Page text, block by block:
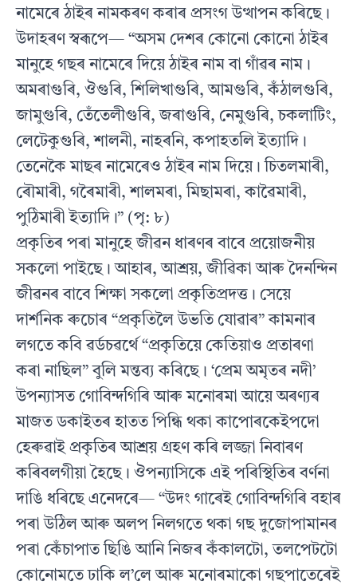
নামেৰে ঠাইৰ নামকৰণ কৰাৰ প্ৰসংগ উত্থাপন কৰিছে।
উদাহৰণ স্বৰূপে— “অসম দেশৰ কোনো কোনো ঠাইৰ
মানুহে গছৰ নামেৰে দিয়ে ঠাইৰ নাম বা গাঁৱৰ নাম।
অমৰাগুৰি, ঔগুৰি, শিলিখাগুৰি, আমগুৰি, কঁঠালগুৰি,
জামুগুৰি, তেঁতেলীগুৰি, জৰাগুৰি, নেমুগুৰি, চকলাটিং,
লেটেকুগুৰি, শালনী, নাহৰনি, কপাহতলি ইত্যাদি।
তেনেকৈ মাছৰ নামেৰেও ঠাইৰ নাম দিয়ে। চিতলমাৰী,
ৰৌমাৰী, গৰৈমাৰী, শালমৰা, মিছামৰা, কাৱৈমাৰী,
পুঠিমাৰী ইত্যাদি।” (পৃ: ৮)
প্ৰকৃতিৰ পৰা মানুহে জীৱন ধাৰণৰ বাবে প্ৰয়োজনীয়
‌সকলো পাইছে। আহাৰ, আশ্ৰয়, জীৱিকা আৰু দৈনন্দিন
জীৱনৰ বাবে শিক্ষা সকলো প্ৰকৃতিপ্ৰদত্ত। সেয়ে
দাৰ্শনিক ৰুচোৰ “প্ৰকৃতিলৈ উভতি যোৱাৰ” কামনাৰ
লগতে কবি ৱৰ্ডচৱৰ্থে “প্ৰকৃতিয়ে কেতিয়াও প্ৰতাৰণা
কৰা নাছিল” বুলি মন্তব্য কৰিছে। ‘প্ৰেম অমৃতৰ নদী’
উপন্যাসত গোবিন্দগিৰি আৰু মনোৰমা আয়ে অৰণ্যৰ
মাজত ডকাইতৰ হাতত পিন্ধি থকা কাপোৰকেইপদো
হেৰুৱাই প্ৰকৃতিৰ আশ্ৰয় গ্ৰহণ কৰি লজ্জা নিবাৰণ
কৰিবলগীয়া হৈছে। ঔপন্যাসিকে এই পৰিস্থিতিৰ বৰ্ণনা
দাঙি ধৰিছে এনেদৰে— “উদং গাৰেই গোবিন্দগিৰি বহাৰ
পৰা উঠিল আৰু অলপ নিলগতে থকা গছ দুজোপামানৰ
পৰা কেঁচাপাত ছিঙি আনি নিজৰ কঁকালটো, তলপেটটো
কোনোমতে ঢাকি ল’লে আৰু মনোৰমাকো গছপাতেৰেই